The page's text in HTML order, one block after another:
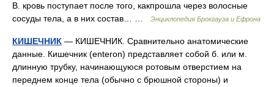
В. кровь поступает после того, какпрошла через волосные
сосуды тела, а в них состав… …
Энциклопедия Брокгауза и Ефрона
КИШЕЧНИК — КИШЕЧНИК. Сравнительно анатомические
данные. Кишечник (enteron) представляет собой б. или м.
длинную трубку, начинающуюся ротовым отверстием на
переднем конце тела (обычно с брюшной стороны) и